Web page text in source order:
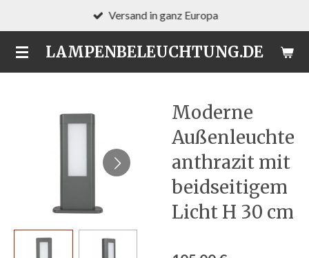
Hauptinhalt
springenLAMPENBELEUCHTUNG.DE
Versand in ganz Europa
Moderne
Außenleuchte
anthrazit mit
beidseitigem
Licht H 30 cm